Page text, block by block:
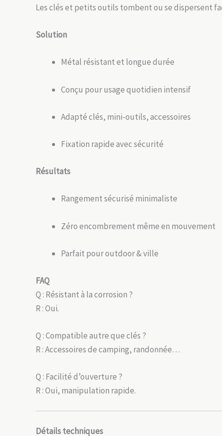
Les clés et petits outils tombent ou se dispersent
Solution
Métal résistant et longue durée
Conçu pour usage quotidien intensif
Adapté clés, mini-outils, accessoires
Fixation rapide avec sécurité
Résultats
Rangement sécurisé minimaliste
Zéro encombrement même en mouvement
Parfait pour outdoor & ville
FAQ
Q : Résistant à la corrosion ?
R : Oui.
Q : Compatible autre que clés ?
R : Accessoires de camping, randonnée…
Q : Facilité d’ouverture ?
R : Oui, manipulation rapide.
Détails techniques